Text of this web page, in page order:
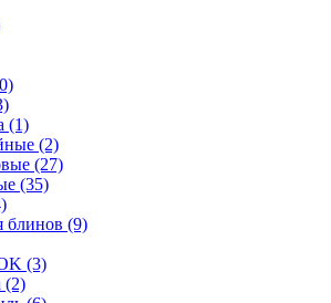
(1)
(2)
(27)
(35)
блинов (9)
(3)
(2)